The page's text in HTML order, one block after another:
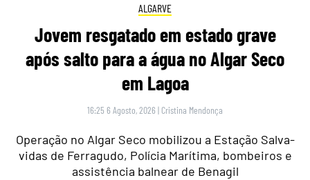
ALGARVE
Jovem resgatado em estado grave
após salto para a água no Algar Seco
em Lagoa
16:25 6 Agosto, 2026 | Cristina Mendonça
Operação no Algar Seco mobilizou a Estação Salva-
vidas de Ferragudo, Polícia Marítima, bombeiros e
assistência balnear de Benagil